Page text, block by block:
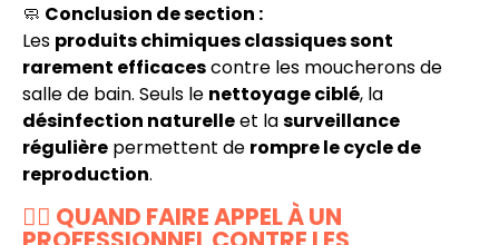
🧼 Conclusion de section :
Les produits chimiques classiques sont
rarement efficacescontre les moucherons de
salle de bain. Seuls le nettoyage ciblé, la
désinfection naturelleet lasurveillance
régulière permettent de rompre le cycle de
reproduction.
👷‍♂️ QUAND FAIRE APPEL À UN